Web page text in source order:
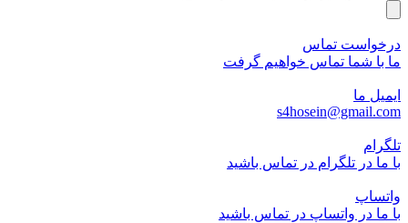
درخواست تماس
ما با شما تماس خواهیم گرفت
ایمیل ما
s4hosein@gmail.com
تلگرام
با ما در تلگرام در تماس باشید
واتساپ
با ما در واتساپ در تماس باشید